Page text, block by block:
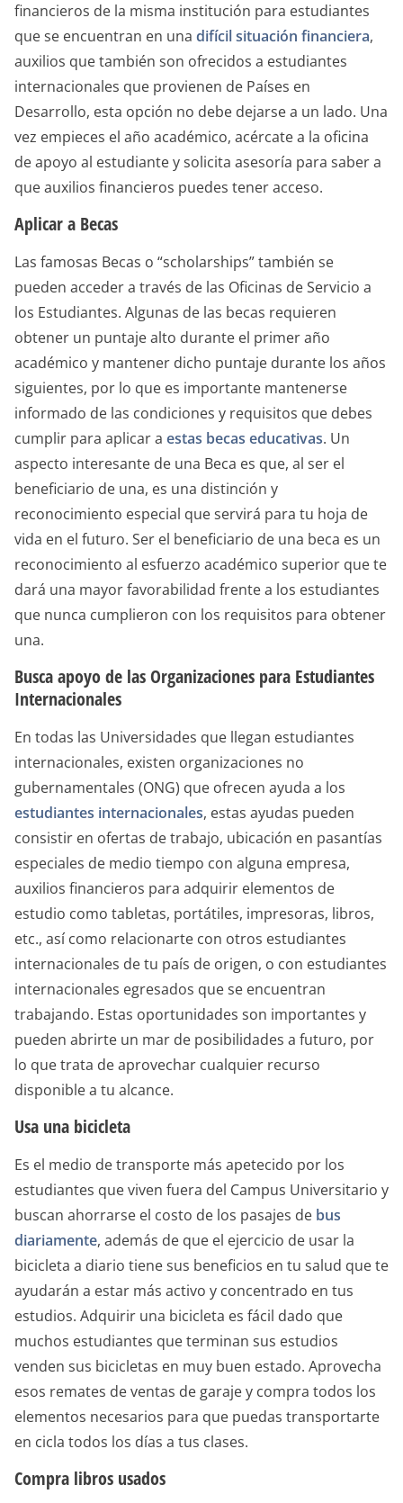
financieros de la misma institución para estudiantes
que se encuentran en una difícil situación financiera,
auxilios que también son ofrecidos a estudiantes
internacionales que provienen de Países en
Desarrollo, esta opción no debe dejarse a un lado. Una
vez empieces el año académico, acércate a la oficina
de apoyo al estudiante y solicita asesoría para saber a
que auxilios financieros puedes tener acceso.
Aplicar a Becas
Las famosas Becas o “scholarships” también se
pueden acceder a través de las Oficinas de Servicio a
los Estudiantes. Algunas de las becas requieren
obtener un puntaje alto durante el primer año
académico y mantener dicho puntaje durante los años
siguientes, por lo que es importante mantenerse
informado de las condiciones y requisitos que debes
cumplir para aplicar a estas becas educativas. Un
aspecto interesante de una Beca es que, al ser el
beneficiario de una, es una distinción y
reconocimiento especial que servirá para tu hoja de
vida en el futuro. Ser el beneficiario de una beca es un
reconocimiento al esfuerzo académico superior que te
dará una mayor favorabilidad frente a los estudiantes
que nunca cumplieron con los requisitos para obtener
una.
Busca apoyo de las Organizaciones para Estudiantes
Internacionales
En todas las Universidades que llegan estudiantes
internacionales, existen organizaciones no
gubernamentales (ONG) que ofrecen ayuda a los
estudiantes internacionales, estas ayudas pueden
consistir en ofertas de trabajo, ubicación en pasantías
especiales de medio tiempo con alguna empresa,
auxilios financieros para adquirir elementos de
estudio como tabletas, portátiles, impresoras, libros,
etc., así como relacionarte con otros estudiantes
internacionales de tu país de origen, o con estudiantes
internacionales egresados que se encuentran
trabajando. Estas oportunidades son importantes y
pueden abrirte un mar de posibilidades a futuro, por
lo que trata de aprovechar cualquier recurso
disponible a tu alcance.
Usa una bicicleta
Es el medio de transporte más apetecido por los
estudiantes que viven fuera del Campus Universitario y
buscan ahorrarse el costo de los pasajes de bus
diariamente, además de que el ejercicio de usar la
bicicleta a diario tiene sus beneficios en tu salud que te
ayudarán a estar más activo y concentrado en tus
estudios. Adquirir una bicicleta es fácil dado que
muchos estudiantes que terminan sus estudios
venden sus bicicletas en muy buen estado. Aprovecha
esos remates de ventas de garaje y compra todos los
elementos necesarios para que puedas transportarte
en cicla todos los días a tus clases.
Compra libros usados